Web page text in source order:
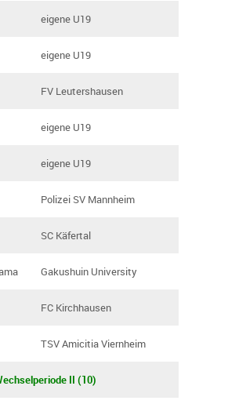
eigene U19
eigene U19
FV Leutershausen
eigene U19
eigene U19
Polizei SV Mannheim
SC Käfertal
Gakushuin University
FC Kirchhausen
TSV Amicitia Viernheim
II (10)